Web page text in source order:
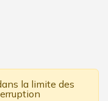
la limite des